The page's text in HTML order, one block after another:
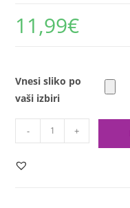
11,99€
Vnesi sliko po
vaši izbiri
- +